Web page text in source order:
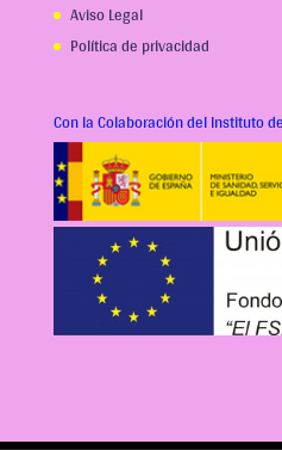
Aviso Legal
Política de privacidad
Con la Colaboración del Instituto